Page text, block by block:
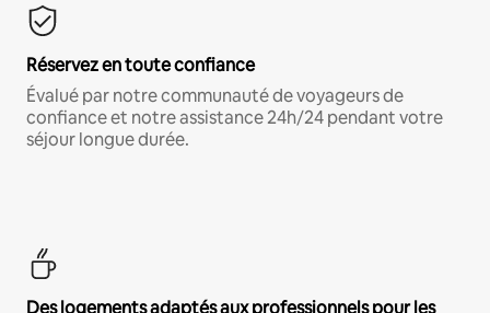
Réservez en toute confiance
Évalué par notre communauté de voyageurs de
confiance et notre assistance 24h/24 pendant votre
séjour longue durée.
Des logements adaptés aux professionnels pour les